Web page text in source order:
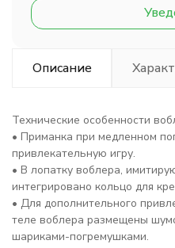
Описание
Технические особенности
• Приманка при медленном
привлекательную игру.
• В лопатку воблера,
интегрировано кольцо для
• Для дополнительного
теле воблера размещены
шариками-погремушками.